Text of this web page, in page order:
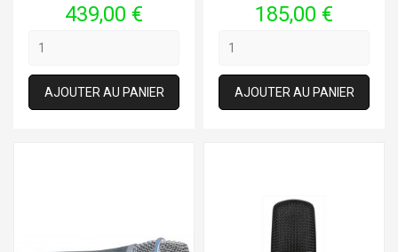
Prix
439,00 €
AJOUTER AU PANIER
Prix
185,00 €
AJOUTER AU PANIER